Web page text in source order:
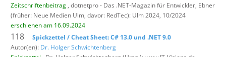
Zeitschriftenbeitrag , dotnetpro - Das .NET-Magazin für Entwickler, Ebner
(früher: Neue Medien Ulm, davor: RedTec): Ulm 2024, 10/2024
erschienen am 16.09.2024
118
Spickzettel / Cheat Sheet: C# 13.0 und .NET 9.0
Autor(en): Dr. Holger Schwichtenberg